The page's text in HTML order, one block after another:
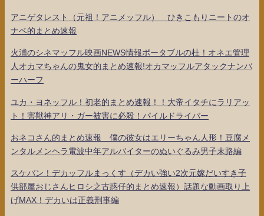
アニゲタレスト（元祖！アニメッフル） ひきこもりニートのオ
ナベ的まとめ速報
火浦のシネマッフル映画NEWS情報ポータブルの杜！オネエ管理
人オカマちゃんの鬼女的まとめ速報!オカマッフルアタックナンバ
ーハーフ
ユカ・ヨネッフル！初老的まとめ速報！！大帝イタチにラリアッ
ト！害獣神アリ・ガー被害に必殺！パイルドライバー
おネコさん的まとめ速報 僕の彼女はエリーちゃん人形！豆腐メ
ンタルメンヘラ電波中年アルバイターのぬいぐるみ男子末路編
スケバン！デカッフルまっくす（デカい強い2次元嫁だいすき子
供部屋おじさんヒロシ之古惑仔的まとめ速報）話題な動画取り上
げMAX！デカいは正義刑事編